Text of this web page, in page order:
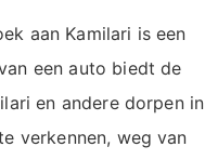
aan Kamilari is een
een auto biedt de
en andere dorpen in
verkennen, weg van